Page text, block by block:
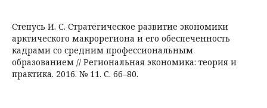
Степусь И. С. Стратегическое развитие экономики
арктического макрорегиона и его обеспеченность
кадрами со средним профессиональным
образованием // Региональная экономика: теория и
практика. 2016. № 11. С. 66–80.